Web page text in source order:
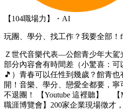
【104職場力】・AI
玩團、學分、找工作？我要全部！
Ｚ世代音樂代表—公館青少年大駕
部分內容會有時間差（小驚喜：
🎵）青春可以任性到幾歲？館青
開！音樂、學分、戀愛全都要，
不退團！ 【Youtube 這裡聽】 【
職涯博覽會】200家企業現場徵才